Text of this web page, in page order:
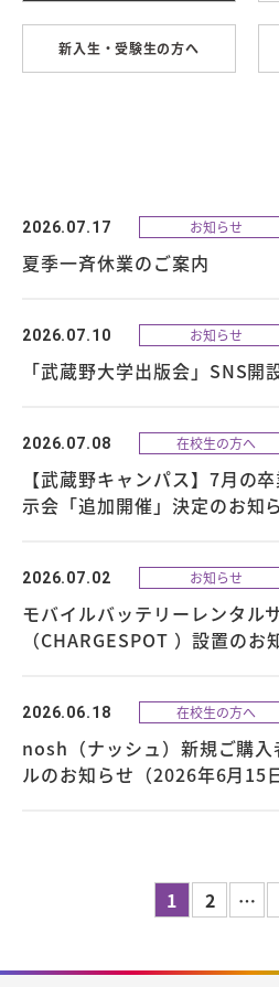
新入生・受験生の方へ
2026.07.17 お知らせ
夏季一斉休業のご案内
2026.07.10 お知らせ
「武蔵野大学出版会」SNS開
2026.07.08 在校生の方へ
【武蔵野キャンパス】7月の
示会「追加開催」決定のお知
2026.07.02 お知らせ
モバイルバッテリーレンタル
（CHARGESPOT ）設置のお
2026.06.18 在校生の方へ
nosh（ナッシュ）新規ご購入
ルのお知らせ（2026年6月15
投
稿
送
1 2 …